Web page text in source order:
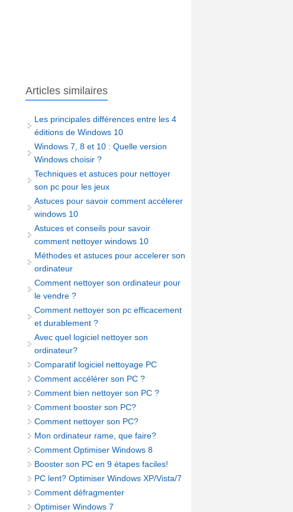
Articles similaires
Les principales différences entre les 4
éditions de Windows 10
Windows 7, 8 et 10 : Quelle version
Windows choisir ?
Techniques et astuces pour nettoyer
son pc pour les jeux
Astuces pour savoir comment accélerer
windows 10
Astuces et conseils pour savoir
comment nettoyer windows 10
Méthodes et astuces pour accelerer son
ordinateur
Comment nettoyer son ordinateur pour
le vendre ?
Comment nettoyer son pc efficacement
et durablement ?
Avec quel logiciel nettoyer son
ordinateur?
Comparatif logiciel nettoyage PC
Comment accélérer son PC ?
Comment bien nettoyer son PC ?
Comment booster son PC?
Comment nettoyer son PC?
Mon ordinateur rame, que faire?
Comment Optimiser Windows 8
Booster son PC en 9 étapes faciles!
PC lent? Optimiser Windows XP/Vista/7
Comment défragmenter
Optimiser Windows 7